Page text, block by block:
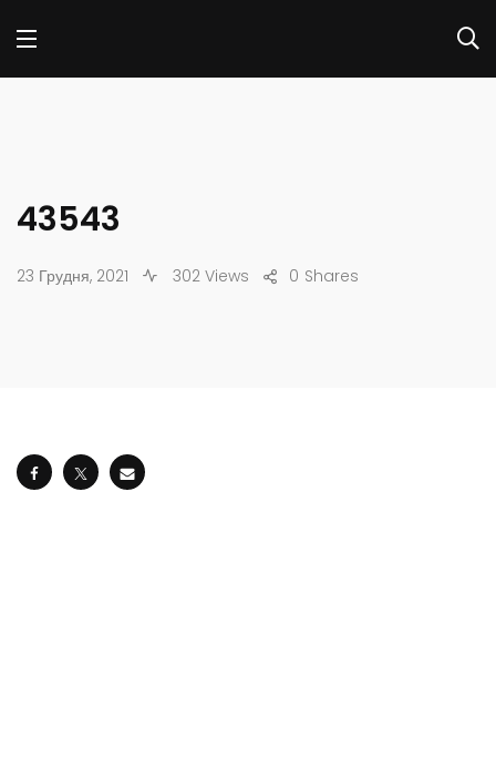
43543
23 Грудня, 2021 302 Views Shares
0